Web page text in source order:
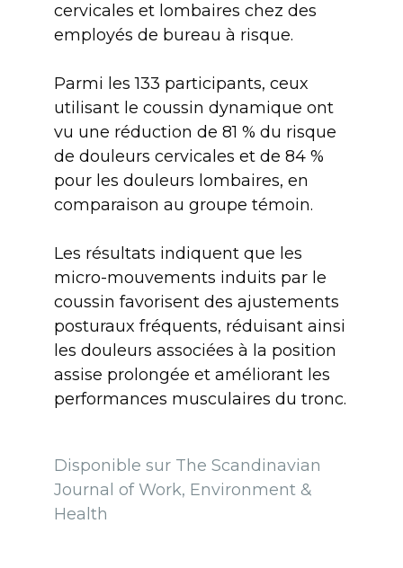
cervicales et lombaires chez des
employés de bureau à risque.
Parmi les 133 participants, ceux
utilisant le coussin dynamique ont
vu une réduction de 81 % du risque
de douleurs cervicales et de 84 %
pour les douleurs lombaires, en
comparaison au groupe témoin.
Les résultats indiquent que les
micro-mouvements induits par le
coussin favorisent des ajustements
posturaux fréquents, réduisant ainsi
les douleurs associées à la position
assise prolongée et améliorant les
performances musculaires du tronc.
Disponible sur The Scandinavian
Journal of Work, Environment &
Health